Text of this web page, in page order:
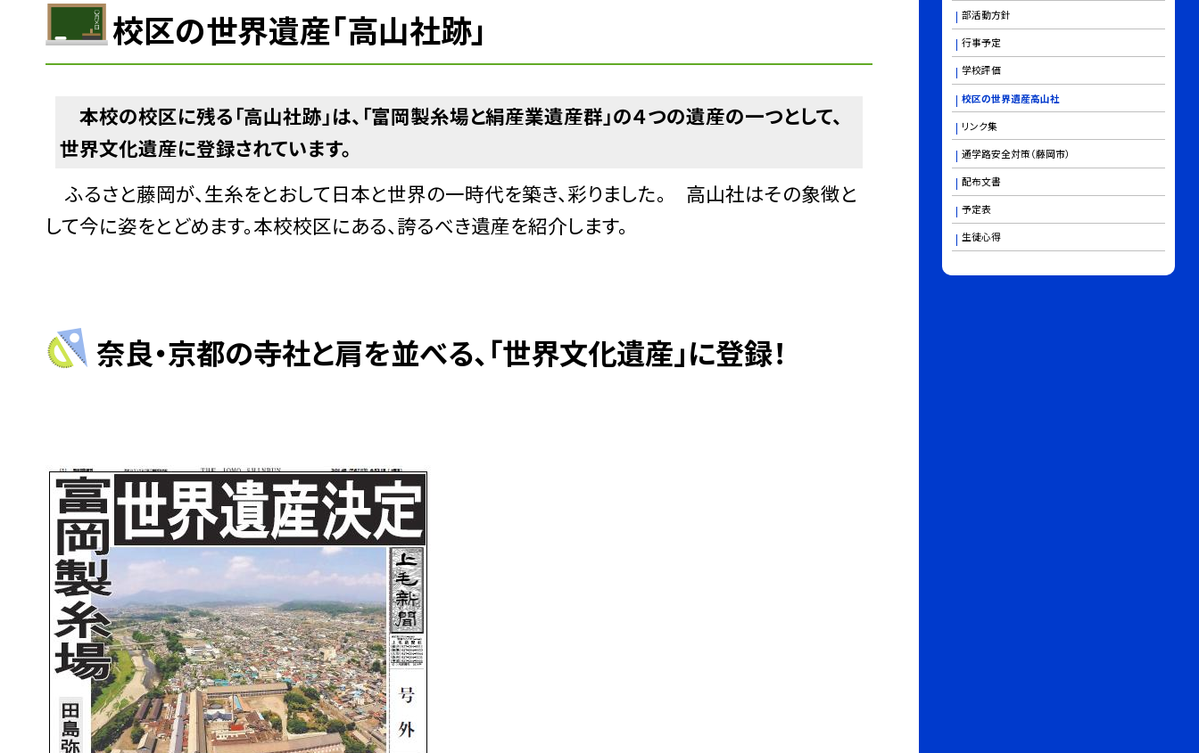
校区の世界遺産「高山社跡」
本校の校区に残る「高山社跡」は、「富岡製糸場と絹産業遺産群」の４つの遺産の一つとして、
世界文化遺産に登録されています。
ふるさと藤岡が、生糸をとおして日本と世界の一時代を築き、彩りました。 高山社はその象徴と
して今に姿をとどめます。本校校区にある、誇るべき遺産を紹介します。
奈良・京都の寺社と肩を並べる、「世界文化遺産」に登録！
部活動方針
行事予定
学校評価
校区の世界遺産高山社
リンク集
通学路安全対策（藤岡市）
配布文書
予定表
生徒心得